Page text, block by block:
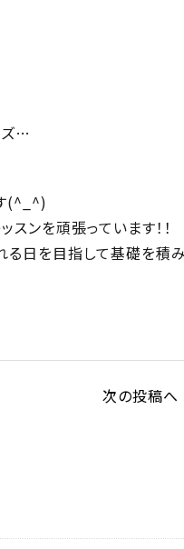
ズ…
(^_^)
スンを頑張っています！！
る日を目指して基礎を積
次の投稿へ